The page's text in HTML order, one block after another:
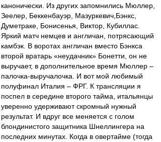
канонически. Из других запомнились Мюллер,
Зеелер, Беккенбауэр, Мазуркевич,Бэнкс,
Думетраке, Бонисенья, Виктор, Кубиллас.
Яркий матч немцев и англичан, потрясающий
камбэк. В воротах англичан вместо Бэнкса
второй вратарь «неудачник» Бонетти, он не
выручает, в дополнительное время Мюллер –
палочка-выручалочка. И вот мой любимый
полуфинал Италия – ФРГ. К трансляции я
поспел в середине второго тайма, итальянцы
уверенно удерживают скромный нужный
результат. И вдруг все меняется с голом
блондинистого защитника Шнеллингера на
последних минутах. Когда в овертайме (тогда